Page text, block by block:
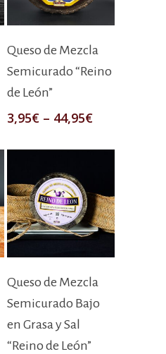
Queso de Mezcla
Semicurado “Reino
de León”
3,95€– 44,95€
Queso de Mezcla
Semicurado Bajo
en Grasa y Sal
“Reino de León”